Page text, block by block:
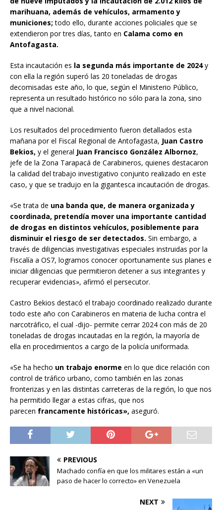
marihuana, además de vehículos, armamento y
municiones; todo ello, durante acciones policiales que se
extendieron por tres días, tanto en Calama como en
Antofagasta.
Esta incautación es la segunda más importante de 2024y
con ella la región superó las 20 toneladas de drogas
decomisadas este año, lo que, según el Ministerio Público,
representa un resultado histórico no sólo para la zona, sino
que a nivel nacional.
Los resultados del procedimiento fueron detallados esta
mañana por el Fiscal Regional de Antofagasta, Juan Castro
Bekios, y el general Juan Francisco González Albornoz,
jefe de la Zona Tarapacá de Carabineros, quienes destacaron
la calidad del trabajo investigativo conjunto realizado en este
caso, y que se tradujo en la gigantesca incautación de drogas.
«Se trata de una banda que, de manera organizada y
coordinada, pretendía mover una importante cantidad
de drogas en distintos vehículos, posiblemente para
disminuir el riesgo de ser detectados. Sin embargo, a
través de diligencias investigativas especiales instruidas por la
Fiscalía a OS7, logramos conocer oportunamente sus planes e
iniciar diligencias que permitieron detener a sus integrantes y
recuperar evidencias», afirmó el persecutor.
Castro Bekios destacó el trabajo coordinado realizado durante
todo este año con Carabineros en materia de lucha contra el
narcotráfico, el cual -dijo- permite cerrar 2024 con más de 20
toneladas de drogas incautadas en la región, la mayoría de
ella en procedimientos a cargo de la policía uniformada.
«Se ha hecho un trabajo enorme en lo que dice relación con
control de tráfico urbano, como también en las zonas
fronterizas y en las distintas carreteras de la región, lo que nos
ha permitido llegar a estas cifras, que nos
parecen francamente históricas», aseguró.
PREVIOUS
Machado confía en que los militares están a «un
paso de hacer lo correcto» en Venezuela
NEXT